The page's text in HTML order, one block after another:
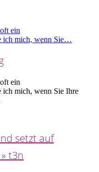
ein
ich mich, wenn Sie…
ein
ich mich, wenn Sie Ihre
setzt auf
t3n